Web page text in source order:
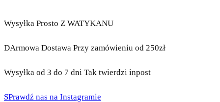
Wysyłka Prosto Z WATYKANU
DArmowa Dostawa Przy zamówieniu od 250zł
Wysyłka od 3 do 7 dni Tak twierdzi inpost
SPrawdź nas na Instagramie